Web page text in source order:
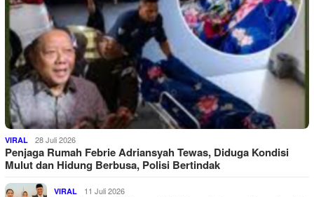
VIRAL 28 Juli 2026
Penjaga Rumah Febrie Adriansyah Tewas, Diduga Kondisi
Mulut dan Hidung Berbusa, Polisi Bertindak
VIRAL 11 Juli 2026